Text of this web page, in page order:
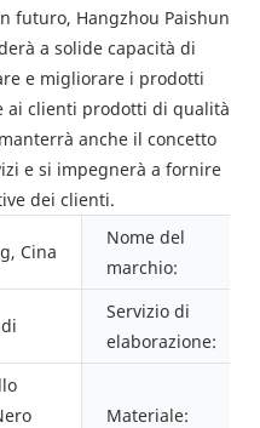
futuro, Hangzhou Paishun
a solide capacità di
e migliorare i prodotti
ai clienti prodotti di qualità
anche il concetto
e si impegnerà a fornire
dei clienti.
Cina
Nome del
marchio:
Servizio di
elaborazione:
Materiale: